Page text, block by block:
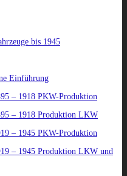
bis 1945
Einführung
– 1918 PKW-Produktion
– 1918 Produktion LKW
– 1945 PKW-Produktion
– 1945 Produktion LKW und